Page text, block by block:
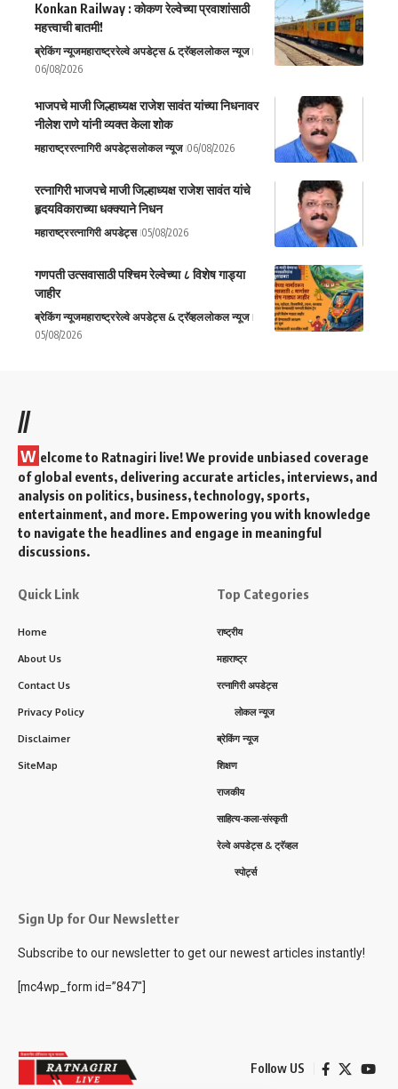
Konkan Railway : कोकण रेल्वेच्या प्रवाशांसाठी
महत्त्वाची बातमी!
ब्रेकिंग न्यूजमहाराष्ट्ररेल्वे अपडेट्स & ट्रॅव्हललोकल न्यूज
06/08/2026
भाजपचे माजी जिल्हाध्यक्ष राजेश सावंत यांच्या निधनावर
नीलेश राणे यांनी व्यक्त केला शोक
महाराष्ट्ररत्नागिरी अपडेट्सलोकल न्यूज 06/08/2026
रत्नागिरी भाजपचे माजी जिल्हाध्यक्ष राजेश सावंत यांचे
हृदयविकाराच्या धक्क्याने निधन
महाराष्ट्ररत्नागिरी अपडेट्स 05/08/2026
गणपती उत्सवासाठी पश्चिम रेल्वेच्या ८ विशेष गाड्या
जाहीर
ब्रेकिंग न्यूजमहाराष्ट्ररेल्वे अपडेट्स & ट्रॅव्हललोकल न्यूज
05/08/2026
//
W elcome to Ratnagiri live! We provide unbiased coverage
of global events, delivering accurate articles, interviews, and
analysis on politics, business, technology, sports,
entertainment, and more. Empowering you with knowledge
to navigate the headlines and engage in meaningful
discussions.
Quick Link
Home
About Us
Contact Us
Privacy Policy
Disclaimer
SiteMap
Top Categories
राष्ट्रीय
महाराष्ट्र
रत्नागिरी अपडेट्स
लोकल न्यूज
ब्रेकिंग न्यूज
शिक्षण
राजकीय
साहित्य-कला-संस्कृती
रेल्वे अपडेट्स & ट्रॅव्हल
स्पोर्ट्स
Sign Up for Our Newsletter
Subscribe to our newsletter to get our newest articles instantly!
[mc4wp_form id=”847″]
Follow US